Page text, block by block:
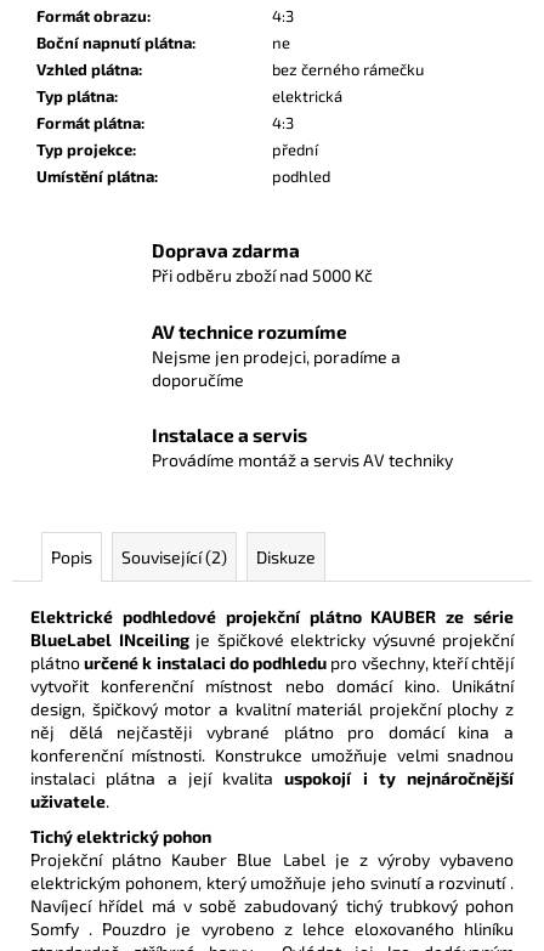
Formát obrazu:
4:3
Boční napnutí plátna:
ne
Vzhled plátna:
bez černého rámečku
Typ plátna:
elektrická
Formát plátna:
4:3
Typ projekce:
přední
Umístění plátna: podhled
Doprava zdarma
Při odběru zboží nad 5000 Kč
AV technice rozumíme
Nejsme jen prodejci, poradíme a
doporučíme
Instalace a servis
Provádíme montáž a servis AV techniky
Popis Související (2) Diskuze
Elektrické podhledové projekční plátno KAUBER ze série
BlueLabel INceiling je špičkové elektricky výsuvné projekční
plátnourčené k instalaci do podhledu pro všechny, kteří chtějí
vytvořit konferenční místnost nebo domácí kino. Unikátní
design, špičkový motor a kvalitní materiál projekční plochy z
něj dělá nejčastěji vybrané plátno pro domácí kina a
konferenční místnosti. Konstrukce umožňuje velmi snadnou
instalaci plátna a její kvalitauspokojí i ty nejnáročnější
uživatele.
Tichý elektrický pohon
Projekční plátno Kauber Blue Label je z výroby vybaveno
elektrickým pohonem, který umožňuje jeho svinutí a rozvinutí .
Navíjecí hřídel má v sobě zabudovaný tichý trubkový pohon
Somfy . Pouzdro je vyrobeno z lehce eloxovaného hliníku